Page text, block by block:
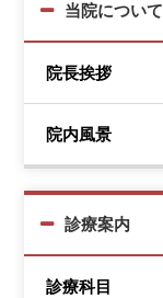
当院について
院長挨拶
院内風景
診療案内
診療科目